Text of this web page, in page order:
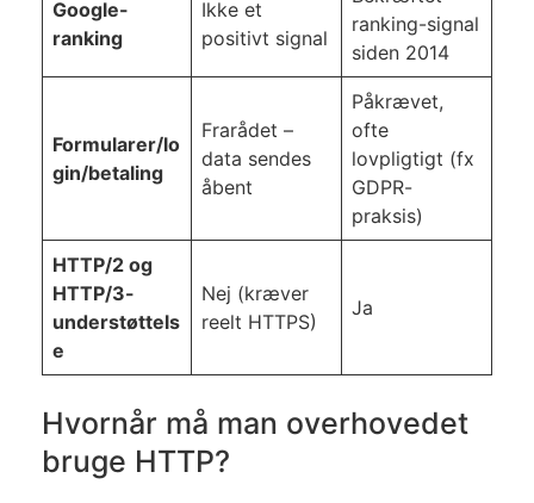
Google-
ranking
Ikke et
positivt signal
ranking-signal
siden 2014
Formularer/lo
gin/betaling
Frarådet –
data sendes
åbent
Påkrævet,
ofte
lovpligtigt (fx
GDPR-
praksis)
HTTP/2 og
HTTP/3-
understøttels
e
Nej (kræver
reelt HTTPS)
Ja
Hvornår må man overhovedet
bruge HTTP?